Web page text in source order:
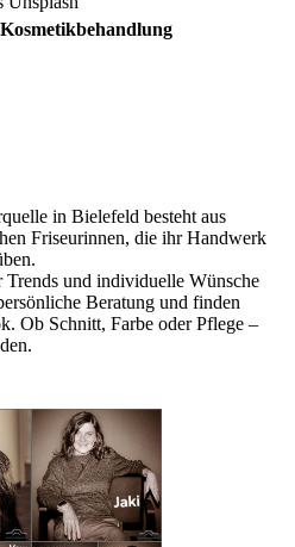
in Bielefeld besteht aus
Friseurinnen, die ihr Handwerk
und individuelle Wünsche
Beratung und finden
Ob Schnitt, Farbe oder Pflege –